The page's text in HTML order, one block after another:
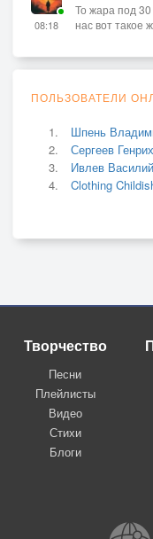
08:18
То жара под
нас вот такое
ПОЛЬЗОВАТЕЛИ
Шпень
Сергеев Генрих
Ивлев Василий
Clothing
Творчество
Песни
Плейлисты
Видео
Стихи
Блоги